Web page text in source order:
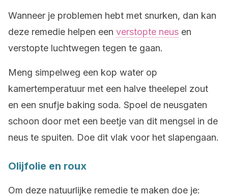
Wanneer je problemen hebt met snurken, dan kan
deze remedie helpen een verstopte neus en
verstopte luchtwegen tegen te gaan.
Meng simpelweg een kop water op
kamertemperatuur met een halve theelepel zout
en een snufje baking soda. Spoel de neusgaten
schoon door met een beetje van dit mengsel in de
neus te spuiten. Doe dit vlak voor het slapengaan.
Olijfolie en roux
Om deze natuurlijke remedie te maken doe je: